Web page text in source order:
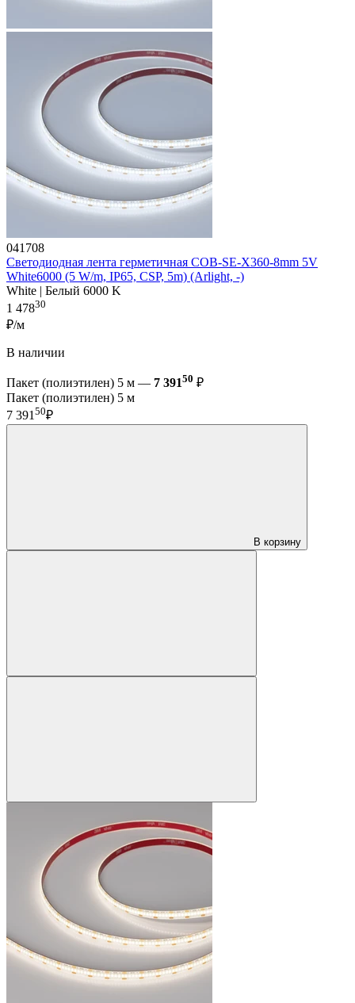
041708
Светодиодная лента герметичная COB-SE-X360-8mm 5V
White6000 (5 W/m, IP65, CSP, 5m) (Arlight, -)
White | Белый 6000 K
1 47830
₽/м
В наличии
Пакет (полиэтилен) 5 м — 7 39150 ₽
Пакет (полиэтилен) 5 м
7 39150₽
В корзину